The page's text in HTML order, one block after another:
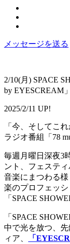
メッセージを送る
2/10(月) SPACE
by EYESCREAM」
2025/2/11 UP!
「今、そしてこ
ラジオ番組「78
毎週月曜日深夜3
ント、フェステ
音楽にまつわる
楽のプロフェッ
「SPACE
「SPACE
中で光を放つ、
ィア、
「